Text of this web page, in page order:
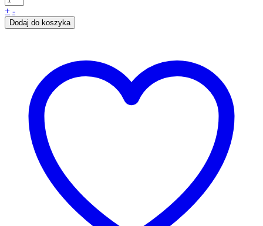
+ -
Dodaj do koszyka